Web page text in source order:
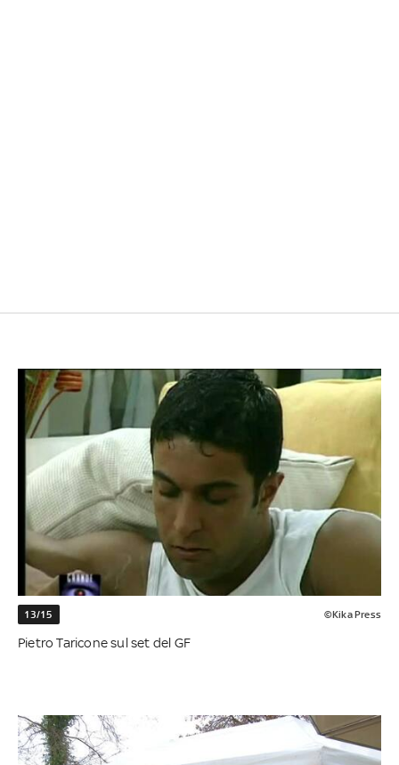
13/15 ©Kika Press
Pietro Taricone sul set del GF